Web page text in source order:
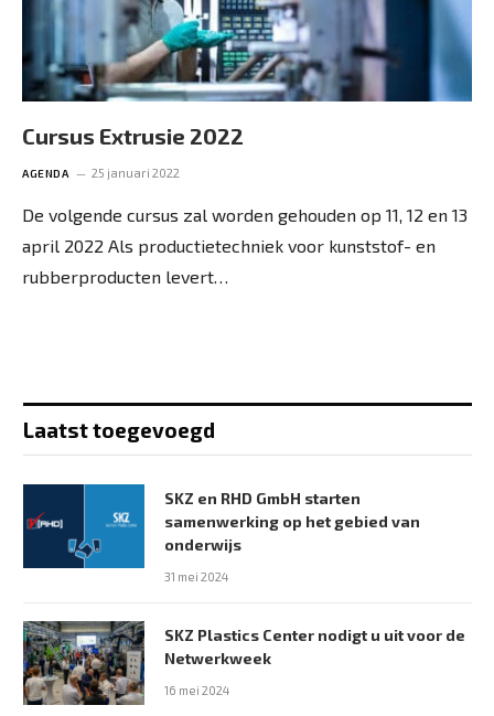
Cursus Extrusie 2022
AGENDA 25 januari 2022
De volgende cursus zal worden gehouden op 11, 12 en 13
april 2022 Als productietechniek voor kunststof- en
rubberproducten levert…
Laatst toegevoegd
SKZ en RHD GmbH starten
samenwerking op het gebied van
onderwijs
31 mei 2024
SKZ Plastics Center nodigt u uit voor de
Netwerkweek
16 mei 2024